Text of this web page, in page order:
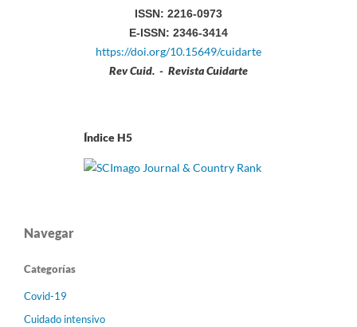
ISSN: 2216-0973
E-ISSN: 2346-3414
https://doi.org/10.15649/cuidarte
Rev Cuid. - Revista Cuidarte
Índice H5
Navegar
Categorías
Covid-19
Cuidado intensivo